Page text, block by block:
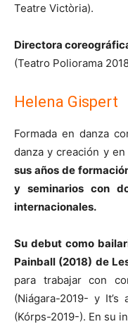
Teatre Victòria).
Directora
(Teatro Poliorama
Helena Gispert
Formada en danza
danza y creación y
sus años de
y seminarios con
internacionales.
Su debut como
Painball (2018) de
para trabajar con
(Niágara-2019- y
(Kórps-2019-). En su